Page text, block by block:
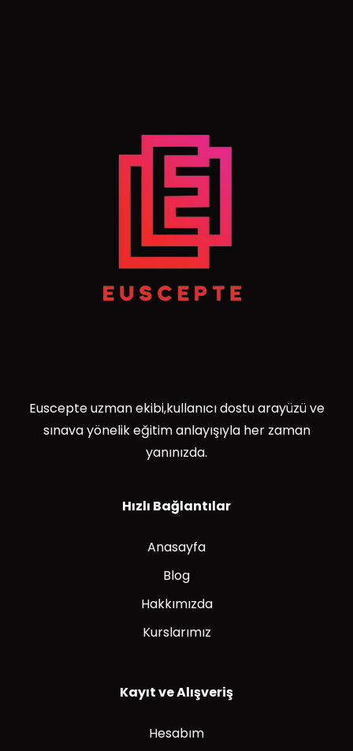
Euscepte uzman ekibi,kullanıcı dostu arayüzü ve
sınava yönelik eğitim anlayışıyla her zaman
yanınızda.
Hızlı Bağlantılar
Anasayfa
Blog
Hakkımızda
Kurslarımız
Kayıt ve Alışveriş
Hesabım